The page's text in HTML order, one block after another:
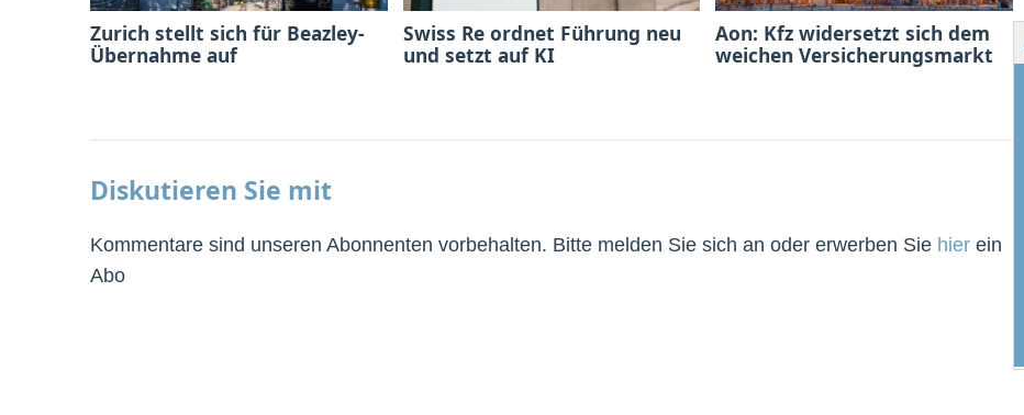
Zurich stellt sich für Beazley-
Übernahme auf
Swiss Re ordnet Führung neu
und setzt auf KI
Aon: Kfz widersetzt sich dem
weichen Versicherungsmarkt
Diskutieren Sie mit
Kommentare sind unseren Abonnenten vorbehalten. Bitte melden Sie sich an oder erwerben Sie hier ein
Abo